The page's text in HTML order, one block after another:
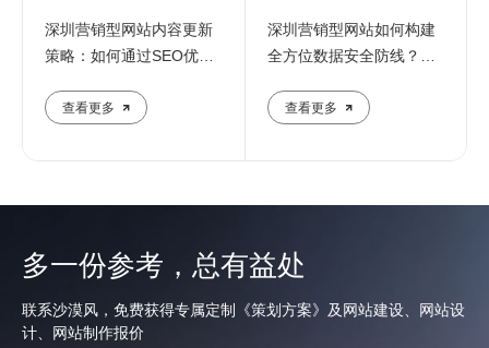
深圳营销型网站内容更新
策略：如何通过SEO优化
查看更多
深圳营销型网站如何构建
全方位数据安全防线？专
查看更多
多一份参考，总有益处
联系沙漠风，免费获得专属定制《策划方案》及网站建设、网站设
计、网站制作报价